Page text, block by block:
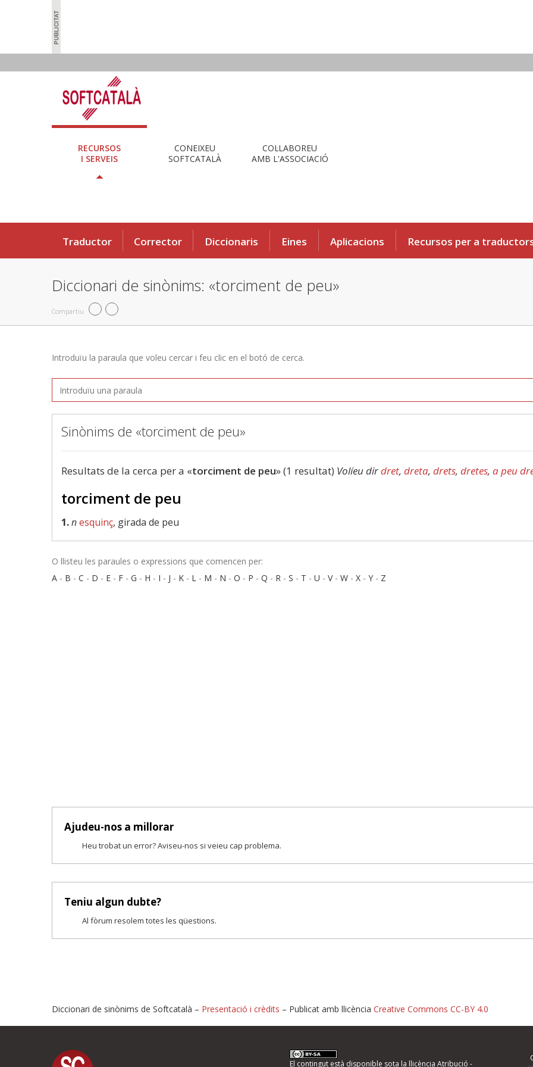
RECURSOS
I SERVEIS
CONEIXEU
SOFTCATALÀ
COL·LABOREU
AMB L'ASSOCIACIÓ
Traductor Corrector Diccionaris Eines Aplicacions Recursos per a
Diccionari de sinònims: «torciment de peu»
Compartiu
Introduïu la paraula que voleu cercar i feu clic en el botó de cerca.
Sinònims de «torciment de peu»
Resultats de la cerca per a «torciment de peu» (1 resultat) Volíeu dirdret, dreta, drets, dretes, a peu
torciment de peu
1.nesquinç, girada de peu
O llisteu les paraules o expressions que comencen per:
A - B - C - D - E - F - G - H - I - J - K - L - M - N - O - P - Q - R - S - T - U - V- W - X - Y - Z
Ajudeu-nos a millorar
Heu trobat un error? Aviseu-nos si veieu cap problema.
Teniu algun dubte?
Al fòrum resolem totes les qüestions.
Proposeu-nos millores o informeu d'errors
Diccionari de sinònims de Softcatalà – Presentació i crèdits – Publicat amb llicència Creative Commons CC-BY 4.0
El contingut està disponible sota la llicència Atribució -